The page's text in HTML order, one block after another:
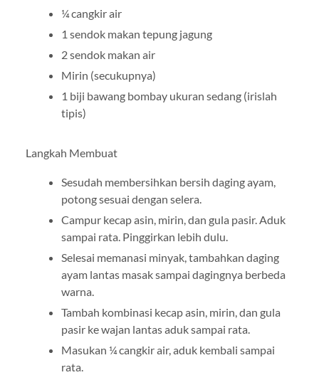
¼ cangkir air
1 sendok makan tepung jagung
2 sendok makan air
Mirin (secukupnya)
1 biji bawang bombay ukuran sedang (irislah
tipis)
Langkah Membuat
Sesudah membersihkan bersih daging ayam,
potong sesuai dengan selera.
Campur kecap asin, mirin, dan gula pasir. Aduk
sampai rata. Pinggirkan lebih dulu.
Selesai memanasi minyak, tambahkan daging
ayam lantas masak sampai dagingnya berbeda
warna.
Tambah kombinasi kecap asin, mirin, dan gula
pasir ke wajan lantas aduk sampai rata.
Masukan ¼ cangkir air, aduk kembali sampai
rata.